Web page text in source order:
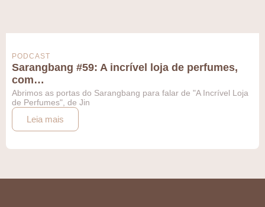
PODCAST
Sarangbang #59: A incrível loja de perfumes,
com…
Abrimos as portas do Sarangbang para falar de "A Incrível Loja
de Perfumes", de Jin
Leia mais